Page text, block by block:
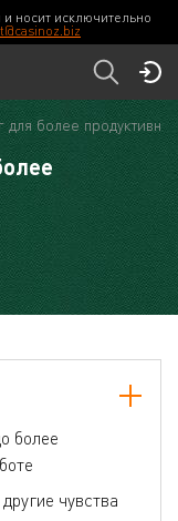
и носит исключительно
для более
более
чувства